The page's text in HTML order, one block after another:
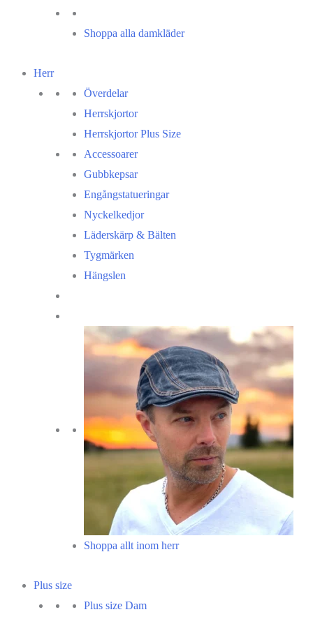
Shoppa alla damkläder
Herr
Överdelar
Herrskjortor
Herrskjortor Plus Size
Accessoarer
Gubbkepsar
Engångstatueringar
Nyckelkedjor
Läderskärp & Bälten
Tygmärken
Hängslen
Shoppa allt inom herr
Plus size
Plus size Dam